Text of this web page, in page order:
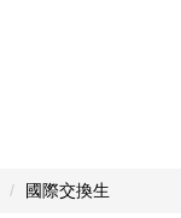
國際交換生